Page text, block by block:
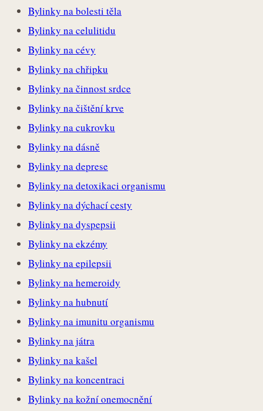
Bylinky na bolesti těla
Bylinky na celulitidu
Bylinky na cévy
Bylinky na chřipku
Bylinky na činnost srdce
Bylinky na čištění krve
Bylinky na cukrovku
Bylinky na dásně
Bylinky na deprese
Bylinky na detoxikaci organismu
Bylinky na dýchací cesty
Bylinky na dyspepsii
Bylinky na ekzémy
Bylinky na epilepsii
Bylinky na hemeroidy
Bylinky na hubnutí
Bylinky na imunitu organismu
Bylinky na játra
Bylinky na kašel
Bylinky na koncentraci
Bylinky na kožní onemocnění